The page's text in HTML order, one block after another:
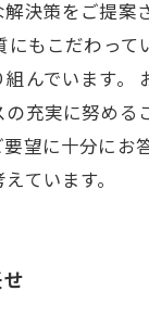
解決策をご提案
にもこだわっ
んでいます。
充実に努める
望に十分にお
ています。